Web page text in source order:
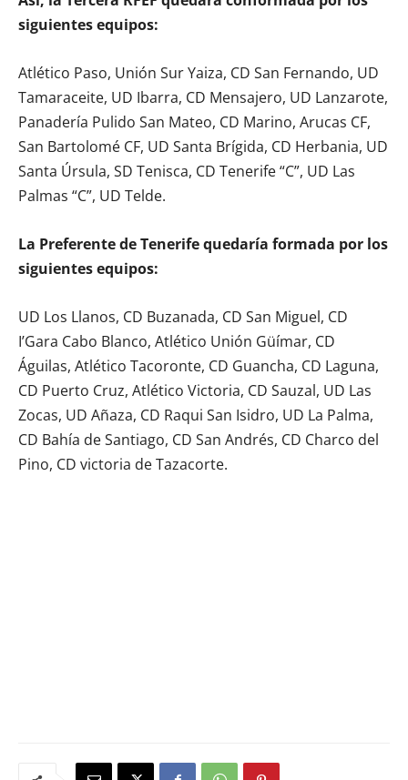
siguientes equipos:
Atlético Paso, Unión Sur Yaiza, CD San Fernando, UD
Tamaraceite, UD Ibarra, CD Mensajero, UD Lanzarote,
Panadería Pulido San Mateo, CD Marino, Arucas CF,
San Bartolomé CF, UD Santa Brígida, CD Herbania, UD
Santa Úrsula, SD Tenisca, CD Tenerife “C”, UD Las
Palmas “C”, UD Telde.
La Preferente de Tenerife quedaría formada por los
siguientes equipos:
UD Los Llanos, CD Buzanada, CD San Miguel, CD
I’Gara Cabo Blanco, Atlético Unión Güímar, CD
Águilas, Atlético Tacoronte, CD Guancha, CD Laguna,
CD Puerto Cruz, Atlético Victoria, CD Sauzal, UD Las
Zocas, UD Añaza, CD Raqui San Isidro, UD La Palma,
CD Bahía de Santiago, CD San Andrés, CD Charco del
Pino, CD victoria de Tazacorte.